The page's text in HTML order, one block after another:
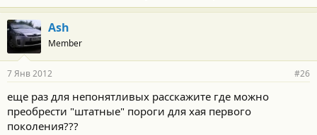
Ash
Member
7 Янв 2012 #26
еще раз для непонятливых расскажите где можно
преобрести "штатные" пороги для хая первого
поколения???